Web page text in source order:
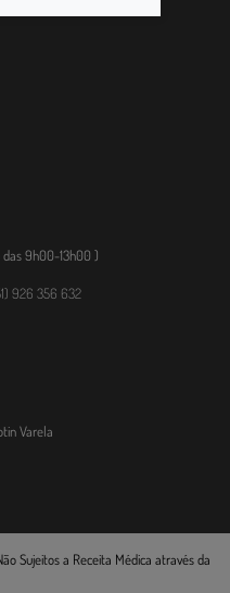
das 9h00-13h00 )
926 356 632
Varela
Sujeitos a Receita Médica através da